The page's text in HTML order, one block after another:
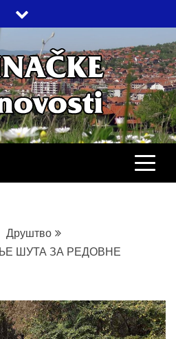
ЕКОНОМИЈА,
ИМЕНИК,
Друштво
ШУТА ЗА РЕДОВНЕ